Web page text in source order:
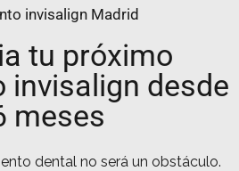
invisalign Madrid
tu próximo
invisalign desde
meses
dental no será un obstáculo.